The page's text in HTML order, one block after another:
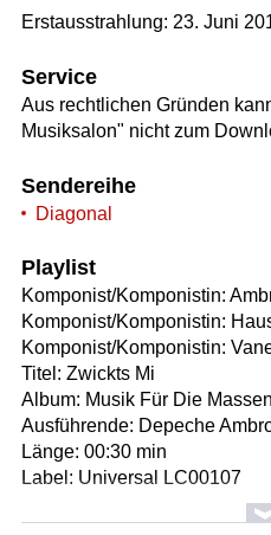
Erstausstrahlung: 23. Juni
Service
Aus rechtlichen Gründen
Musiksalon" nicht zum
Sendereihe
Diagonal
Playlist
Komponist/Komponistin:
Komponist/Komponistin:
Komponist/Komponistin:
Titel: Zwickts Mi
Album: Musik Für Die Massen
Ausführende: Depeche
Länge: 00:30 min
Label: Universal LC00107
Komponist/Komponistin: